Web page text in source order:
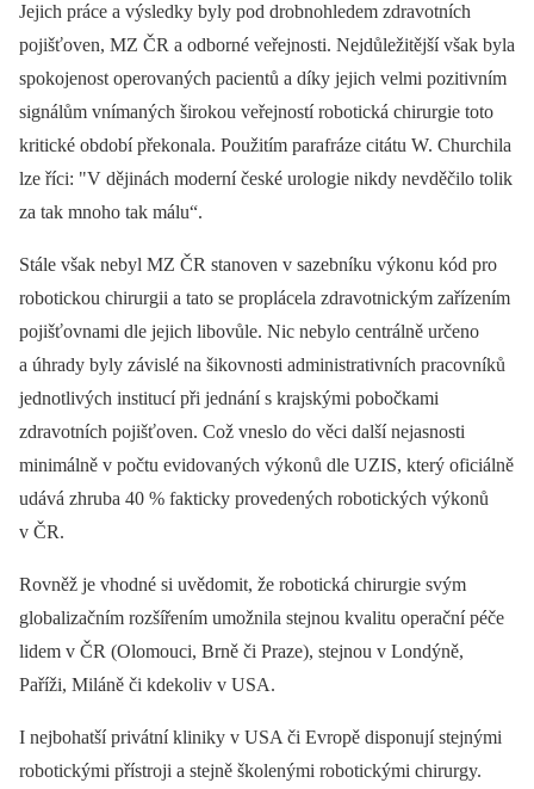
Jejich práce a výsledky byly pod drobnohledem zdravotních
pojišťoven, MZ ČR a odborné veřejnosti. Nejdůležitější však byla
spokojenost operovaných pacientů a díky jejich velmi pozitivním
signálům vnímaných širokou veřejností robotická chirurgie toto
kritické období překonala. Použitím parafráze citátu W. Churchila
lze říci: "V dějinách moderní české urologie nikdy nevděčilo tolik
za tak mnoho tak málu“.
Stále však nebyl MZ ČR stanoven v sazebníku výkonu kód pro
robotickou chirurgii a tato se proplácela zdravotnickým zařízením
pojišťovnami dle jejich libovůle. Nic nebylo centrálně určeno
a úhrady byly závislé na šikovnosti administrativních pracovníků
jednotlivých institucí při jednání s krajskými pobočkami
zdravotních pojišťoven. Což vneslo do věci další nejasnosti
minimálně v počtu evidovaných výkonů dle UZIS, který oficiálně
udává zhruba 40 % fakticky provedených robotických výkonů
v ČR.
Rovněž je vhodné si uvědomit, že robotická chirurgie svým
globalizačním rozšířením umožnila stejnou kvalitu operační péče
lidem v ČR (Olomouci, Brně či Praze), stejnou v Londýně,
Paříži, Miláně či kdekoliv v USA.
I nejbohatší privátní kliniky v USA či Evropě disponují stejnými
robotickými přístroji a stejně školenými robotickými chirurgy.